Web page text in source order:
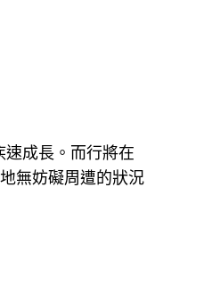
速成長。而行將在
無妨礙周遭的狀況